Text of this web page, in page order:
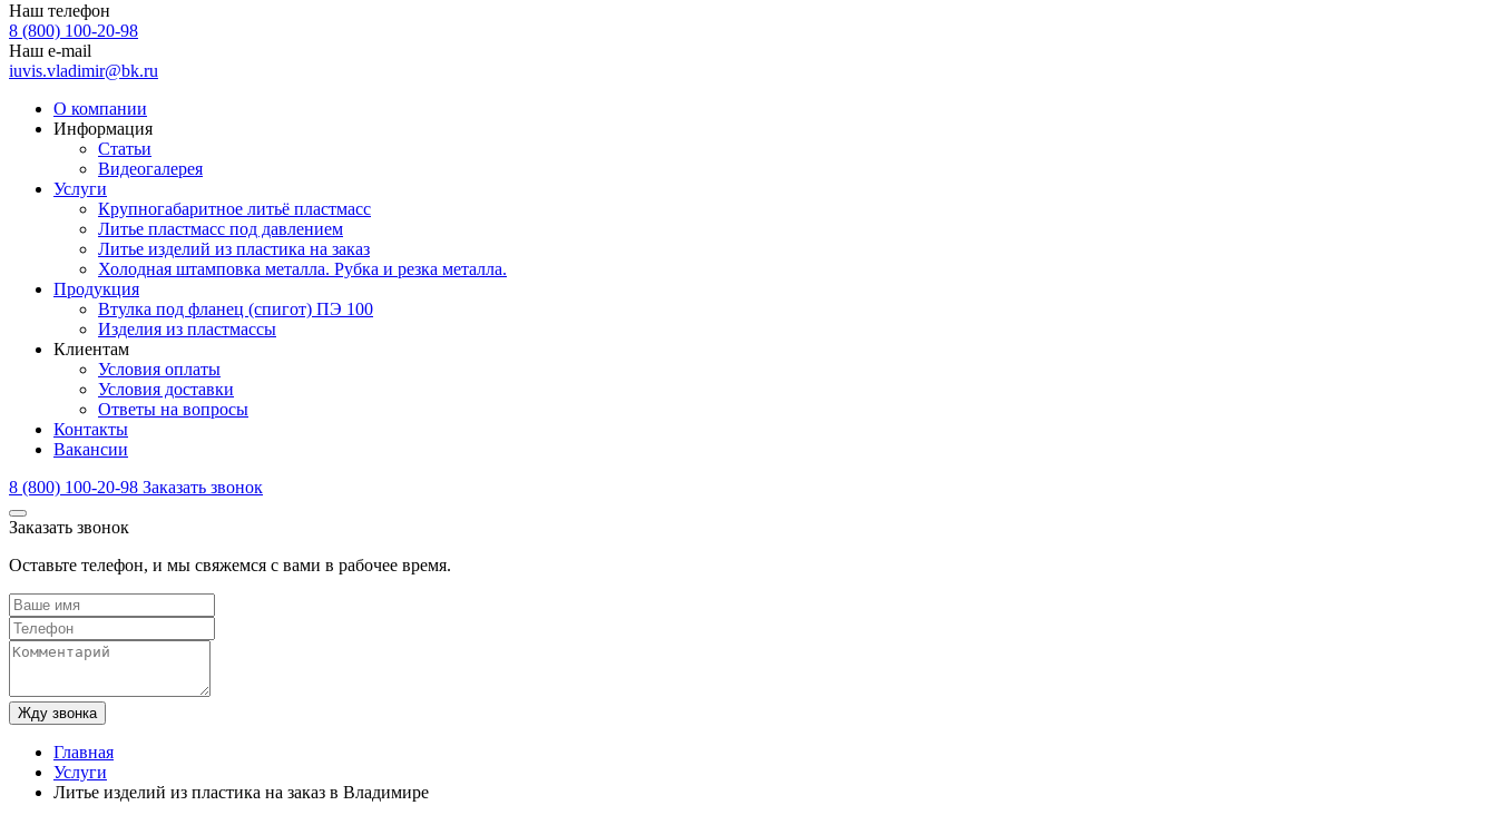
Наш телефон
8 (800) 100-20-98
Наш e-mail
iuvis.vladimir@bk.ru
О компании
Информация
Статьи
Видеогалерея
Услуги
Крупногабаритное литьё пластмасс
Литье пластмасс под давлением
Литье изделий из пластика на заказ
Холодная штамповка металла. Рубка и резка металла.
Продукция
Втулка под фланец (спигот) ПЭ 100
Изделия из пластмассы
Клиентам
Условия оплаты
Условия доставки
Ответы на вопросы
Контакты
Вакансии
8 (800) 100-20-98 Заказать звонок
Заказать звонок
Оставьте телефон, и мы свяжемся с вами в рабочее время.
Жду звонка
Главная
Услуги
Литье изделий из пластика на заказ в Владимире